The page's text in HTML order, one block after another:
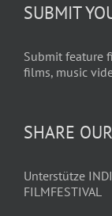
SUBMIT
Submit feature
films, music
SHARE
Unterstütze
FILMFESTIVAL